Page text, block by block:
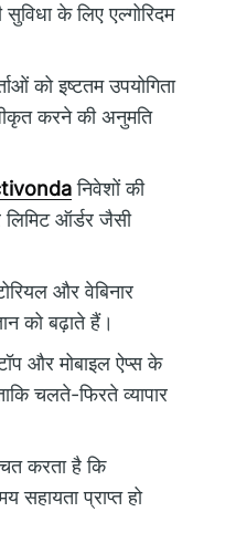
के लिए एल्गोरिदम
को इष्टतम उपयोगिता
करने की अनुमति
निवेशों की
ऑर्डर जैसी
और वेबिनार
को बढ़ाते हैं।
और मोबाइल ऐप्स के
चलते-फिरते व्यापार
करता है कि
सहायता प्राप्त हो